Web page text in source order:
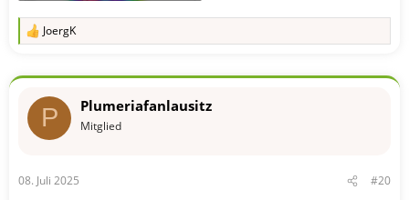
R
k
o
:
JoergK
P Plumeriafanlausitz
Mitglied
08. Juli 2025 #20